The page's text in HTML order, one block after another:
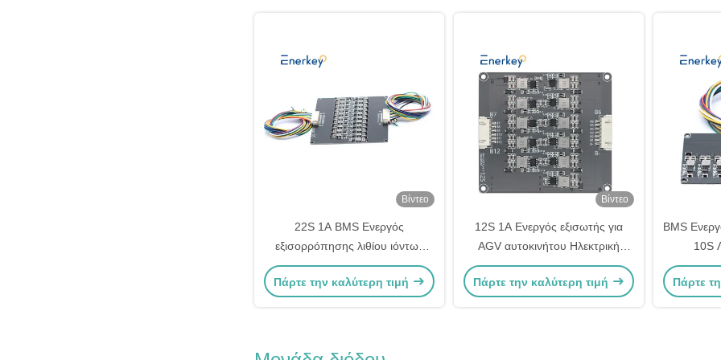
Βίντεο
22S 1A BMS Ενεργός
εξισορρόπησης λιθίου ιόντων
Lifepo4 Η μπαταρία
εξισορρόπησης για E Scooter
Πάρτε την καλύτερη τιμή
Βίντεο
12S 1A Ενεργός εξισωτής για
AGV αυτοκινήτου Ηλεκτρική
μπαταρία ενεργός εξισωτής
υποστήριξης κατάρρευσης
Πάρτε την καλύτερη τιμή
BMS
10S
Πάρτε